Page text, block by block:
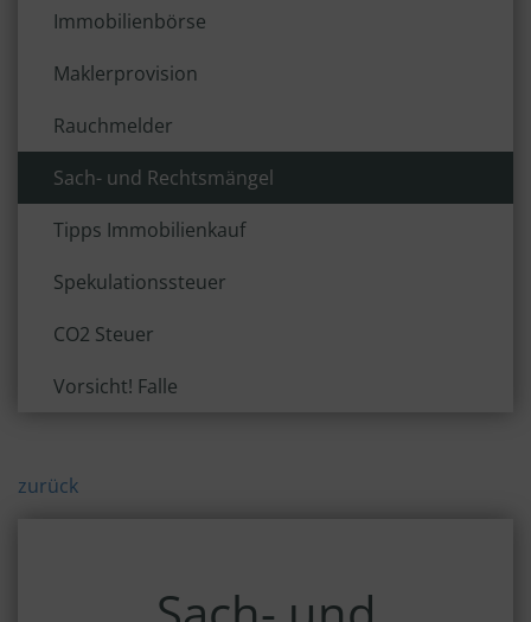
Immobilienbörse
Maklerprovision
Rauchmelder
Sach- und Rechtsmängel
Tipps Immobilienkauf
Spekulationssteuer
CO2 Steuer
Vorsicht! Falle
zurück